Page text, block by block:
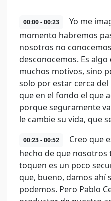
00:00 - 00:23
Yo me
momento habremos
nosotros no
desconocemos. Es
muchos motivos, sino
solo por estar cerca
que en el fondo el que
porque seguramente
le cambie su vida, que
00:23 - 00:52
Creo que
hecho de que nosotros
toquen es un poco
que, bueno, damos ahí
podemos. Pero Pablo